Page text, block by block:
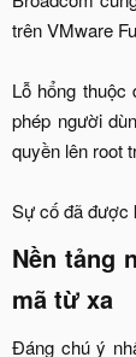
trên VMware
Lỗ hổng thuộc
phép người
quyền lên root
Sự cố đã được
Nền tảng
mã từ xa​
Đáng chú ý